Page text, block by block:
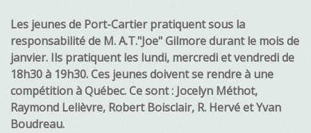
Les jeunes de Port-Cartier pratiquent sous la
responsabilité de M. A.T."Joe" Gilmore durant le mois de
janvier. Ils pratiquent les lundi, mercredi et vendredi de
18h30 à 19h30. Ces jeunes doivent se rendre à une
compétition à Québec. Ce sont : Jocelyn Méthot,
Raymond Lelièvre, Robert Boisclair, R. Hervé et Yvan
Boudreau.